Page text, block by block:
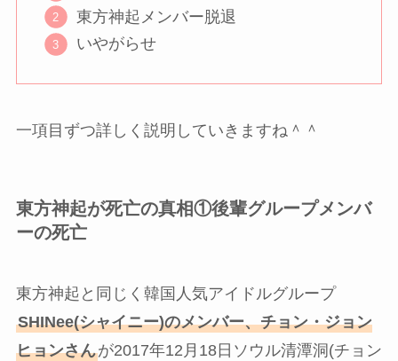
東方神起メンバー脱退
いやがらせ
一項目ずつ詳しく説明していきますね＾＾
東方神起が死亡の真相①後輩グループメンバ
ーの死亡
東方神起と同じく韓国人気アイドルグループ
SHINee(シャイニー)のメンバー、チョン・ジョン
ヒョンさんが2017年12月18日ソウル清潭洞(チョン